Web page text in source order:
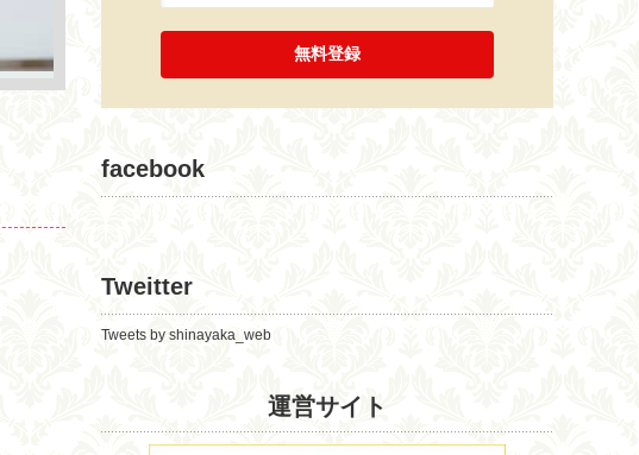
facebook
Tweitter
Tweets by shinayaka_web
運営サイト